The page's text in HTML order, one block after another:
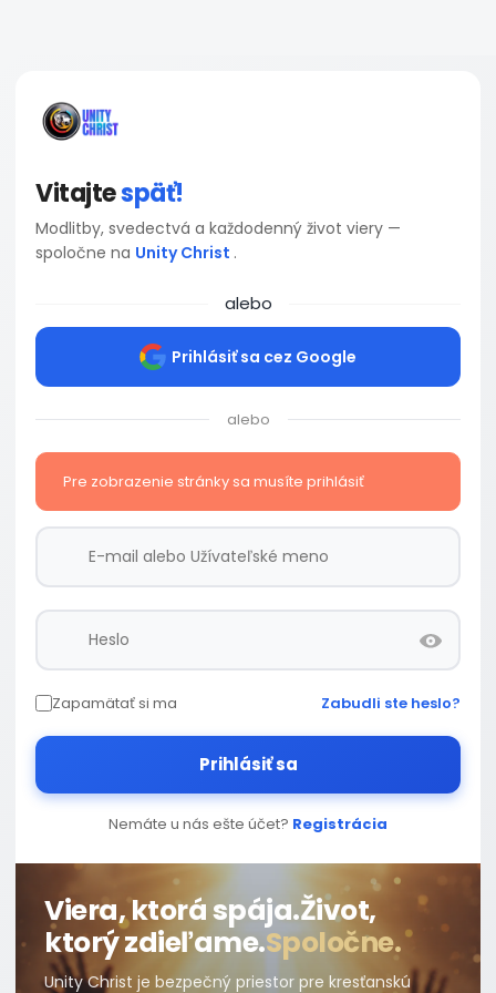
Vitajtespäť!
Modlitby, svedectvá a každodenný život viery —
spoločne na Unity Christ .
alebo
Prihlásiť sa cez Google
alebo
Pre zobrazenie stránky sa musíte prihlásiť
Zapamätať si ma Zabudli ste heslo?
Prihlásiť sa
Nemáte u nás ešte účet? Registrácia
Viera, ktorá spája.Život,
ktorý zdieľame.Spoločne.
Unity Christ je bezpečný priestor pre kresťanskú